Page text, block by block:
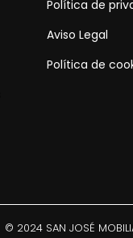
Política de
Aviso Legal
Política de
© 2024 SAN JOSÉ